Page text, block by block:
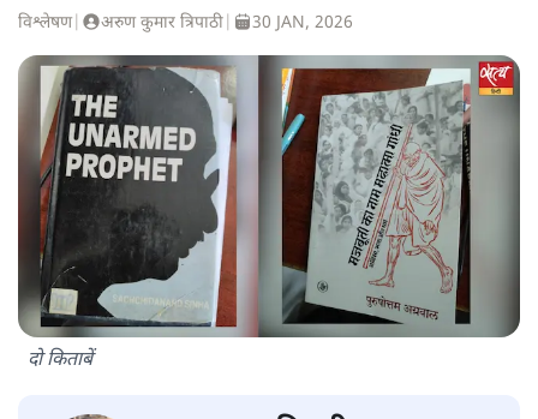
विश्लेषण| अरुण कुमार त्रिपाठी 30 JAN, 2026
दो किताबें